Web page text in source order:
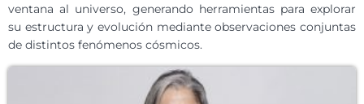
ventana al universo, generando herramientas para explorar
su estructura y evolución mediante observaciones conjuntas
de distintos fenómenos cósmicos.